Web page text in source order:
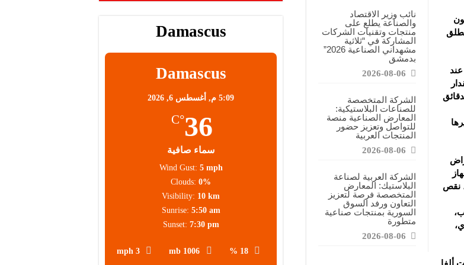
ودعم الصناعات البلاستيكية السورية
تساهم في دعم الصناعة السورية وتعزيز حضور المنتجات المحلية
نائب وزير الاقتصاد
والصناعة يطلع على
منتجات وتقنيات الشركات
المشاركة في “ثلاثية
مشهداني الصناعية 2026”
بدمشق
2026-08-06
الشركة المتخصصة
للصناعات البلاستيكية:
المعارض الصناعية منصة
للتواصل وتعزيز حضور
المنتجات العربية
2026-08-06
الشركة العربية لصناعة
البلاستيك: المعارض
المتخصصة فرصة لتعزيز
التعاون ورفد السوق
السورية بمنتجات صناعية
متطورة
2026-08-06
الدقائق
نقص
Damascus
Damascus
5:09 م, أغسطس 6, 2026
36
°C
سماء صافية
18 %
1006 mb
3 mph
Wind Gust: 5 mph
Clouds: 0%
Visibility: 10 km
Sunrise: 5:50 am
Sunset: 7:30 pm